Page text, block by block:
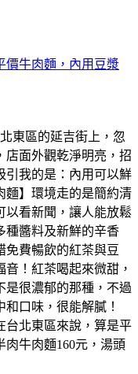
價牛肉麵，內用豆漿
東區的延吉街上，忽
店面外觀乾淨明亮，招
引我的是：內用可以鮮
麵】環境走的是簡約清
以看新聞，讓人能放鬆
種醬料及新鮮的辛香
免費暢飲的紅茶與豆
！紅茶喝起來微甜，
是很濃郁的那種，不過
口味，很能解膩！
台北東區來說，算是平
牛肉麵160元，湯頭